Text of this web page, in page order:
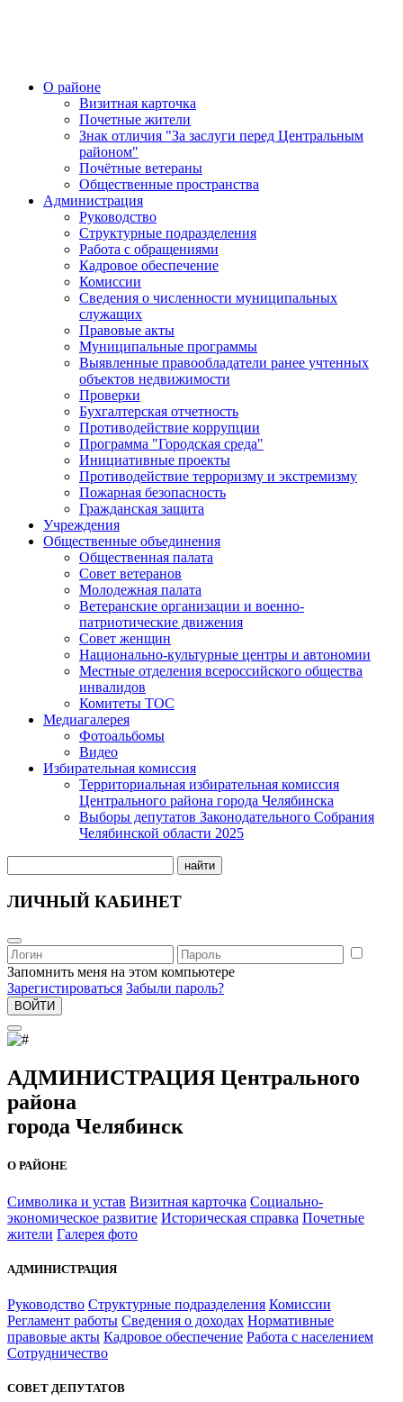
О районе
Визитная карточка
Почетные жители
Знак отличия "За заслуги перед Центральным
районом"
Почётные ветераны
Общественные пространства
Администрация
Руководство
Структурные подразделения
Работа с обращениями
Кадровое обеспечение
Комиссии
Сведения о численности муниципальных
служащих
Правовые акты
Муниципальные программы
Выявленные правообладатели ранее учтенных
объектов недвижимости
Проверки
Бухгалтерская отчетность
Противодействие коррупции
Программа "Городская среда"
Инициативные проекты
Противодействие терроризму и экстремизму
Пожарная безопасность
Гражданская защита
Учреждения
Общественные объединения
Общественная палата
Совет ветеранов
Молодежная палата
Ветеранские организации и военно-
патриотические движения
Совет женщин
Национально-культурные центры и автономии
Местные отделения всероссийского общества
инвалидов
Комитеты ТОС
Медиагалерея
Фотоальбомы
Видео
Избирательная комиссия
Территориальная избирательная комиссия
Центрального района города Челябинска
Выборы депутатов Законодательного Собрания
Челябинской области 2025
найти
ЛИЧНЫЙ КАБИНЕТ
Запомнить меня на этом компьютере
Зарегистироваться Забыли пароль?
ВОЙТИ
АДМИНИСТРАЦИЯ Центрального
района
города Челябинск
О РАЙОНЕ
Символика и устав Визитная карточка Социально-
экономическое развитие Историческая справка Почетные
жители Галерея фото
АДМИНИСТРАЦИЯ
Руководство Структурные подразделения Комиссии
Регламент работы Сведения о доходах Нормативные
правовые акты Кадровое обеспечение Работа с населением
Сотрудничество
СОВЕТ ДЕПУТАТОВ